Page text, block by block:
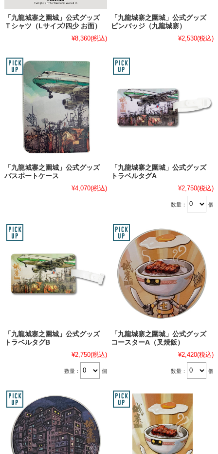
「九龍城寨之圍城」公式グッズ
Ｔシャツ（Lサイズ/四少 お面）
¥8,360(税込)
「九龍城寨之圍城」公式グッズ
ピンバッジ（九龍城寨）
¥2,530(税込)
「九龍城寨之圍城」公式グッズ
パスポートケース
¥4,070(税込)
「九龍城寨之圍城」公式グッズ
トラベルタグA
¥2,750(税込)
数量： 個
「九龍城寨之圍城」公式グッズ
トラベルタグB
¥2,750(税込)
数量： 個
「九龍城寨之圍城」公式グッズ
コースターA（叉焼飯）
¥2,420(税込)
数量： 個